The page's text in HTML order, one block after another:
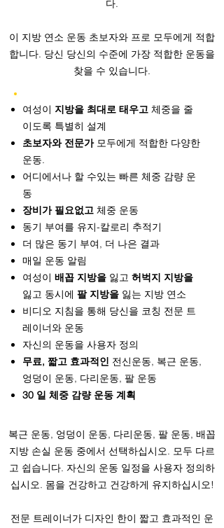
다.
이 지방 연소 운동 초보자와 프로 모두에게 적합
합니다. 당신 당신의 수준에 가장 적합한 운동을
찾을 수 있습니다.
여성이 지방을 최대로 태우고 체중을 줄
이도록 특별히 설계
초보자와 전문가 모두에게 적합한 다양한
운동.
어디에서나 할 수있는 빠른 체중 감량 운
동
장비가 필요없고 체중 운동
동기 부여를 유지-칼로리 추적기
더 많은 동기 부여, 더 나은 결과
매일 운동 알림
여성이 배꼽 지방을 잃고 허벅지 지방을
잃고 동시에 팔 지방을 잃는 지방 연소
비디오 지침을 통해 당신을 코칭 전문 트
레이너와 운동
자신의 운동을 사용자 정의
무료, 짧고 효과적인 전신운동, 복근 운동,
엉덩이 운동, 다리운동, 팔 운동
30 일 체중 감량 운동 계획​
복근 운동, 엉덩이 운동, 다리운동, 팔 운동, 배꼽
지방 손실 운동 중에서 선택하십시오. 모두 다르
고 쉽습니다. 자신의 운동 일정을 사용자 정의하
십시오. 몸을 건강하고 건강하게 유지하십시오!
전문 트레이너가 디자인 한이 짧고 효과적인 운